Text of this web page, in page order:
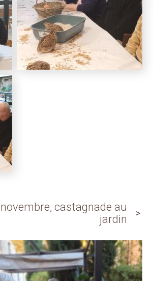
novembre, castagnade au
jardin